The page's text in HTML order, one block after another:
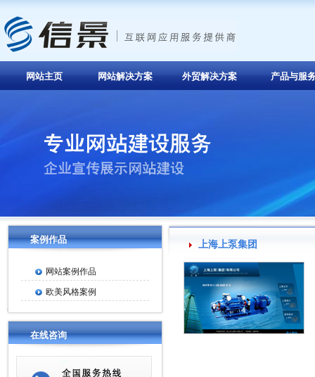
网站主页 网站解决方案 外贸解决方案 产品与服
案例作品
网站案例作品
欧美风格案例
在线咨询
上海上泵集团